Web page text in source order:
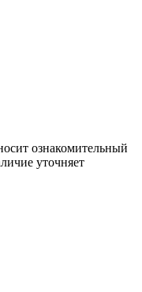
ознакомительный
уточняет